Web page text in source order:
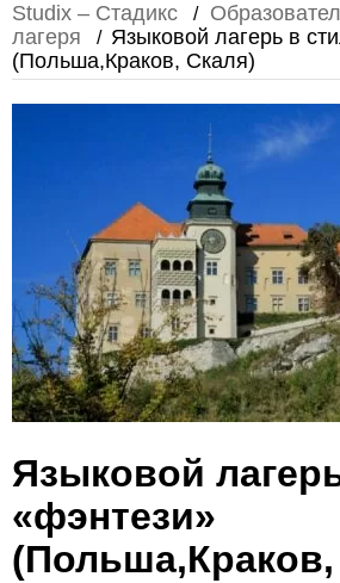
Studix – Стадикс /
лагеря
/ Языковой лагерь в
(Польша,Краков, Скаля)
Языковой
«фэнтези»
(Польша,Краков,